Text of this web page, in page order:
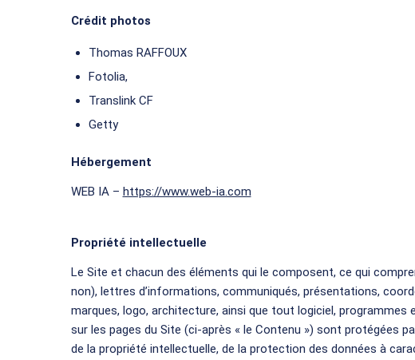
Crédit photos
Thomas RAFFOUX
Fotolia,
Translink CF
Getty
Hébergement
WEB IA – https://www.web-ia.com
Propriété intellectuelle
Le Site et chacun des éléments qui le composent, ce qui
non), lettres d’informations, communiqués, présentations,
marques, logo, architecture, ainsi que tout logiciel,
sur les pages du Site (ci-après « le Contenu ») sont protégées
de la propriété intellectuelle, de la protection des données à